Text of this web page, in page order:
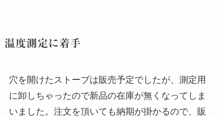
温度測定に着手
穴を開けたストーブは販売予定でしたが、測定用
に卸しちゃったので新品の在庫が無くなってしま
いました。注文を頂いても納期が掛かるので、販